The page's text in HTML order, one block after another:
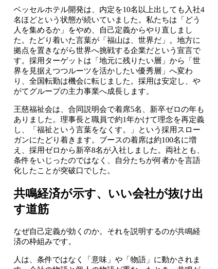
ベッセルホテル開発は、内定を10名以上出しても入社4
名ほどという状態が続いていました。私たちは「どう
人を集めるか」をやめ、自己定義からやり直しまし
た。たどり着いた言葉が「福山は、世界だ」。地方に
拠点を置きながら世界へ挑戦する企業だという宣言で
す。採用ターゲットは「地元に残りたい層」から「世
界を見据えつつルーツを活かしたい優秀層」へ変わ
り、全国転勤は機会に転じました。採用は安定し、や
がてグループの主力事業へ成長します。
王慈福祉会は、合同説明会で着席5名、新卒ゼロの年も
ありました。理事長と職員で約1年かけて理念を再定義
し、「福祉という言葉をなくす。」という採用スロー
ガンにたどり着きます。ブースの着席は約100名に増
え、採用ゼロから新卒8名が入社しました。両社とも、
条件をいじったのではなく、自分たちが何者かを言語
化したことが突破口でした。
共鳴経済が示す、いい会社が抜け出
す道筋
なぜ自己定義が効くのか。それを説明するのが共鳴経
済の枠組みです。
人は、条件ではなく「意味」や「物語」に動かされま